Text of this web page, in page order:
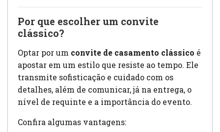
Por que escolher um convite
clássico?
Optar por um convite de casamento clássico é
apostar em um estilo que resiste ao tempo. Ele
transmite sofisticação e cuidado com os
detalhes, além de comunicar, já na entrega, o
nível de requinte e a importância do evento.
Confira algumas vantagens: